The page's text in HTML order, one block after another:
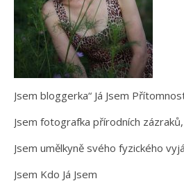
Jsem bloggerka“ Já Jsem
Jsem fotografka přírodních zázraků,
Jsem umělkyně svého fyzického
Jsem Kdo Já Jsem